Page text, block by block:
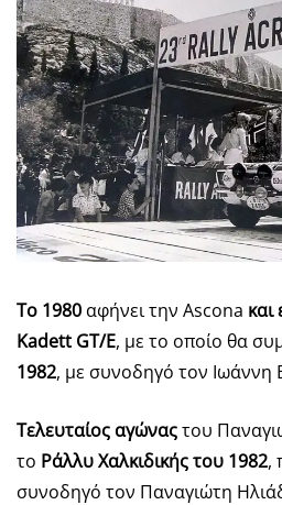
Το 1980αφήνει την Ascona και
Kadett GT/E, με το οποίο θα
1982, με συνοδηγό τον Ιωάννη
Τελευταίος αγώναςτου
το Ράλλυ Χαλκιδικής του 1982,
συνοδηγό τον Παναγιώτη